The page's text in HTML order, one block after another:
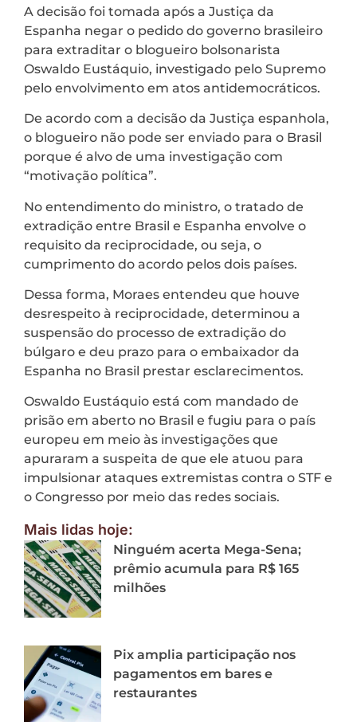
A decisão foi tomada após a Justiça da
Espanha negar o pedido do governo brasileiro
para extraditar o blogueiro bolsonarista
Oswaldo Eustáquio, investigado pelo Supremo
pelo envolvimento em atos antidemocráticos.
De acordo com a decisão da Justiça espanhola,
o blogueiro não pode ser enviado para o Brasil
porque é alvo de uma investigação com
“motivação política”.
No entendimento do ministro, o tratado de
extradição entre Brasil e Espanha envolve o
requisito da reciprocidade, ou seja, o
cumprimento do acordo pelos dois países.
Dessa forma, Moraes entendeu que houve
desrespeito à reciprocidade, determinou a
suspensão do processo de extradição do
búlgaro e deu prazo para o embaixador da
Espanha no Brasil prestar esclarecimentos.
Oswaldo Eustáquio está com mandado de
prisão em aberto no Brasil e fugiu para o país
europeu em meio às investigações que
apuraram a suspeita de que ele atuou para
impulsionar ataques extremistas contra o STF e
o Congresso por meio das redes sociais.
Mais lidas hoje:
Ninguém acerta Mega-Sena;
prêmio acumula para R$ 165
milhões
Pix amplia participação nos
pagamentos em bares e
restaurantes